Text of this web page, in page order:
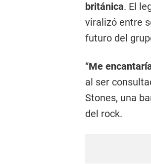
británica. El
viralizó entre
futuro del
“Me
al ser
Stones, una
del rock.